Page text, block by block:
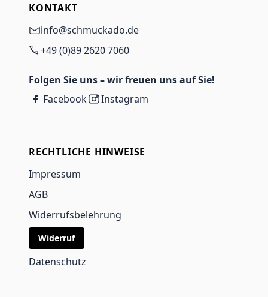
KONTAKT
info@schmuckado.de
+49 (0)89 2620 7060
Folgen Sie uns – wir freuen uns auf Sie!
Facebook
Instagram
RECHTLICHE HINWEISE
Impressum
AGB
Widerrufsbelehrung
Widerruf
Datenschutz